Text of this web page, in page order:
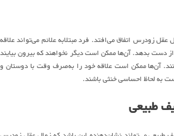
عقل زودرس اتفاق می‌افتد. فرد مبتلابه علائم می‌تواند علاقه
دست بدهد. آن‌ها ممکن است دیگر نخواهند که بیرون بیایند
آن‌ها ممکن است علاقه خود را به‌صرف وقت با دوستان و
به لحاظ احساسی خنثی باشند.
طبیعی